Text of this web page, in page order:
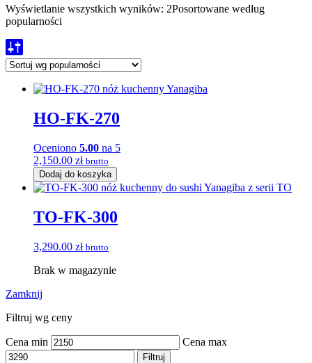
Wyświetlanie wszystkich wyników: 2Posortowane według
popularności
HO-FK-270
Oceniono 5.00 na 5
2,150.00 zł brutto
Dodaj do koszyka
TO-FK-300
3,290.00 zł brutto
Brak w magazynie
Zamknij
Filtruj wg ceny
Cena min Cena max
Filtruj